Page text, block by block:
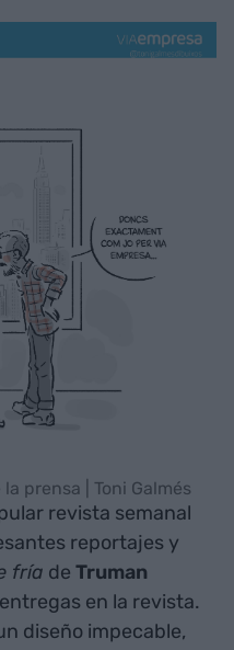
prensa | Toni Galmés
revista semanal
reportajes y
fría de Truman
en la revista.
diseño impecable,